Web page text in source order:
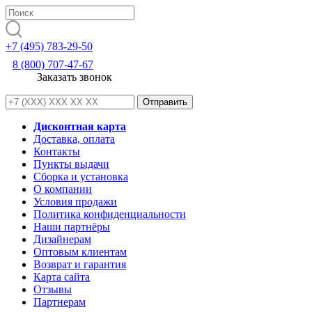
+7 (495) 783-29-50
8 (800) 707-47-67
Заказать звонок
Дисконтная карта
Доставка, оплата
Контакты
Пункты выдачи
Сборка и установка
О компании
Условия продажи
Политика конфиденциальности
Наши партнёры
Дизайнерам
Оптовым клиентам
Возврат и гарантия
Карта сайта
Отзывы
Партнерам